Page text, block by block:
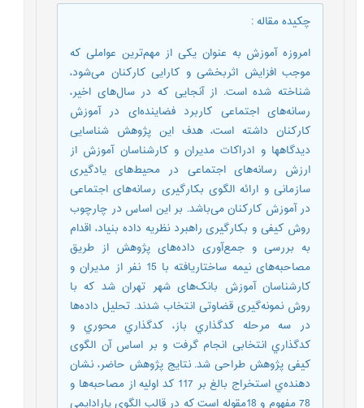
چکیده مقاله:
امروزه آموزش به عنوان یکی از مهم‌ترین عواملی که
موجب افزایش اثربخشی و کارایی کارکنان می‌شود،
شناخته شده است. از آنجایی که در سال‌های اخیر،
رسانه‌های اجتماعی کاربرد فضاینده‌ای در آموزش
کارکنان داشته است، هدف این پژوهش شناسایی
دیدگاهها و ادراکات مدیران و کارشناسان آموزش از
ارزش رسانه‌های اجتماعی در محیط‌های یادگیری
سازمانی و ارائه الگوی بکارگیری رسانه‌های اجتماعی
در آموزش کارکنان می‌باشد. بر این اساس در چارچوب
روش کیفی و بکارگیری راهبرد نظریه داده بنیاد، اقدام
به بررسی و جمع‌آوری داده‌های پژوهش از طریق
مصاحبه‌های نیمه ساختاریافته با 15 نفر از مدیران و
کارشناسان آموزش بانک‌های شهر تهران شد که با
روش نمونه‌گیری قضاوتی انتخاب شدند. تحلیل داده‌ها
در سه مرحله کدگذاري باز، کدگذاري محوري و
کدگذاري انتخابی انجام گرفت و بر اساس آن الگوی
کیفی پژوهش طراحی شد. نتایج پژوهش حاضر، نشان
دهنده‌ي استخراج بالغ بر 117 کد اولیه از مصاحبه‌ها و
78 مفهوم و 18مقوله است که در قالب الگوی پارادایمی